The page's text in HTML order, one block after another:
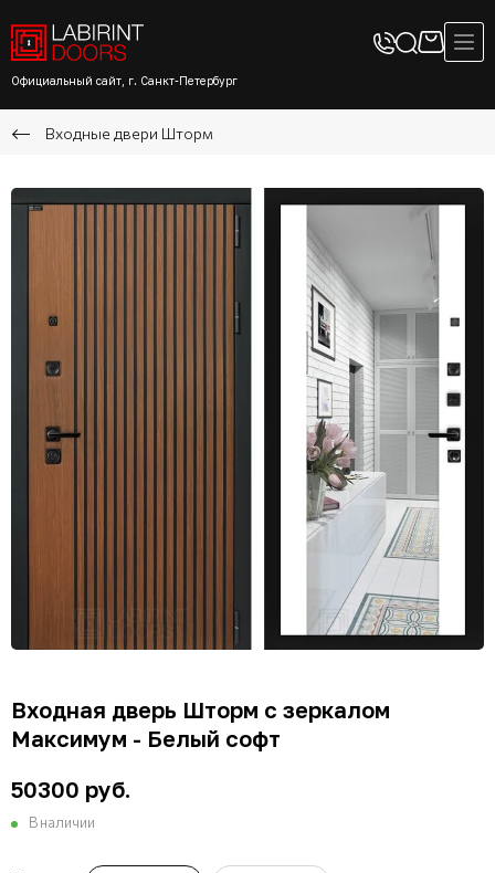
Официальный сайт, г. Санкт-Петербург
Входные двери Шторм
Входная дверь Шторм с зеркалом
Максимум - Белый софт
50300 руб.
В наличии